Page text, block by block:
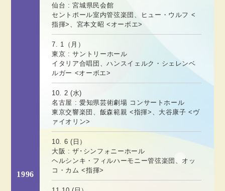
1996
仙台 : 宮城県民会館
セントポール室内管弦楽団、ヒュー・ウルフ <
指揮>、宮本文昭 <オーボエ>
7. 1（月）
東京 : サントリーホール
イタリア合唱団、ハンスイェルク・シェレンベ
ルガー <オーボエ>
10. 2 (水)
名古屋 : 愛知県芸術劇場 コンサートホール
東京交響楽団、飯森範親 <指揮>、大谷康子 <ヴ
ァイオリン>
10. 6 (日）
大阪 : ザ･シンフォニーホール
ヘルシンキ・フィルハーモニー管弦楽団、オッ
コ・カム <指揮>